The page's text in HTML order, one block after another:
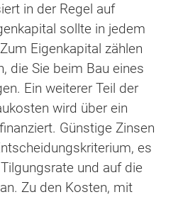
in der Regel auf
sollte in jedem
Eigenkapital zählen
die Sie beim Bau eines
Ein weiterer Teil der
wird über ein
Günstige Zinsen
es
und auf die
Zu den Kosten, mit